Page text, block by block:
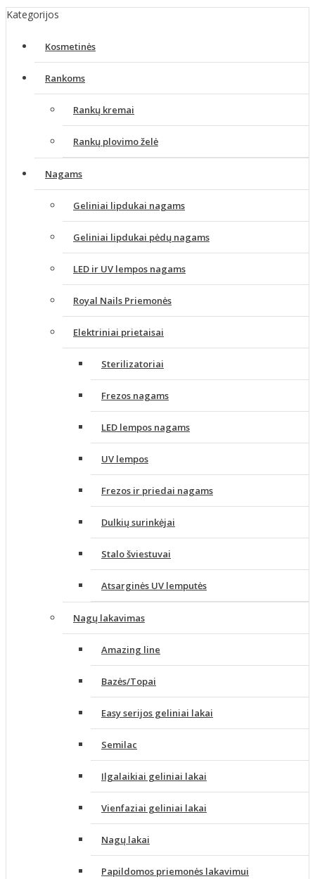
Kategorijos
Kosmetinės
Rankoms
Rankų kremai
Rankų plovimo želė
Nagams
Geliniai lipdukai nagams
Geliniai lipdukai pėdų nagams
LED ir UV lempos nagams
Royal Nails Priemonės
Elektriniai prietaisai
Sterilizatoriai
Frezos nagams
LED lempos nagams
UV lempos
Frezos ir priedai nagams
Dulkių surinkėjai
Stalo šviestuvai
Atsarginės UV lemputės
Nagų lakavimas
Amazing line
Bazės/Topai
Easy serijos geliniai lakai
Semilac
Ilgalaikiai geliniai lakai
Vienfaziai geliniai lakai
Nagų lakai
Papildomos priemonės lakavimui